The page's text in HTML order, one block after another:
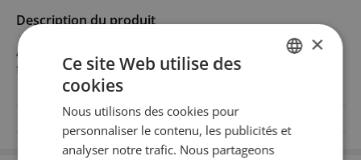
Description du produit
Alkoholhaltiges Süssgetränk auf Basis von Malz, mit
frischem Zitrusgeschmack.
Degré d'alcool 4.5% Vol.Alc.
×
Ce site Web utilise des
cookies
Nous utilisons des cookies pour
personnaliser le contenu, les publicités et
analyser notre trafic. Nous partageons